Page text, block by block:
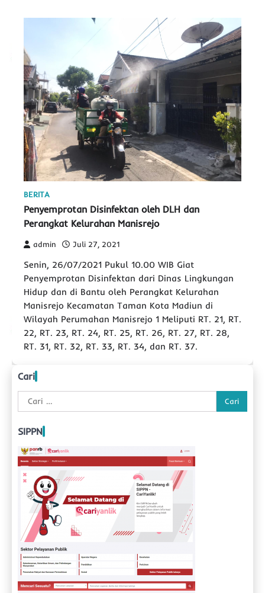
BERITA
Penyemprotan Disinfektan oleh DLH dan
Perangkat Kelurahan Manisrejo
admin Juli 27, 2021
Senin, 26/07/2021 Pukul 10.00 WIB Giat
Penyemprotan Disinfektan dari Dinas Lingkungan
Hidup dan di Bantu oleh Perangkat Kelurahan
Manisrejo Kecamatan Taman Kota Madiun di
Wilayah Perumahan Manisrejo 1 Meliputi RT. 21, RT.
22, RT. 23, RT. 24, RT. 25, RT. 26, RT. 27, RT. 28,
RT. 31, RT. 32, RT. 33, RT. 34, dan RT. 37.
Cari
Cari
untuk:
SIPPN